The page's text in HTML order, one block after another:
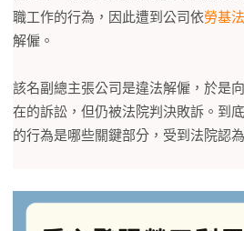
職工作的行為，因此遭到公司依勞基
解僱。
該名副總主張公司是違法解僱，於是
在的訴訟，但仍被法院判決敗訴。到
的行為是哪些關鍵部分，受到法院認